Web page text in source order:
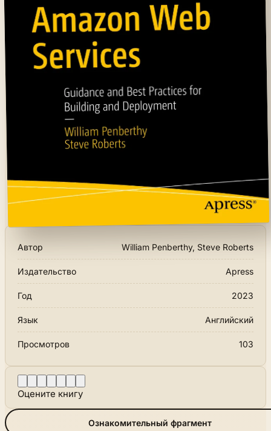
Автор William Penberthy, Steve Roberts
Издательство Apress
Год 2023
Язык Английский
Просмотров 103
Оцените книгу
Ознакомительный фрагмент